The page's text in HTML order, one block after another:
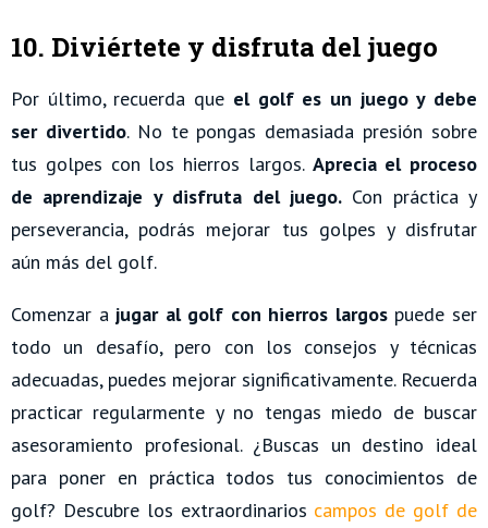
10. Diviértete y disfruta del juego
Por último, recuerda que el golf es un juego y debe
ser divertido. No te pongas demasiada presión sobre
tus golpes con los hierros largos. Aprecia el proceso
de aprendizaje y disfruta del juego.Con práctica y
perseverancia, podrás mejorar tus golpes y disfrutar
aún más del golf.
Comenzar a jugar al golf con hierros largospuede ser
todo un desafío, pero con los consejos y técnicas
adecuadas, puedes mejorar significativamente. Recuerda
practicar regularmente y no tengas miedo de buscar
asesoramiento profesional. ¿Buscas un destino ideal
para poner en práctica todos tus conocimientos de
golf? Descubre los extraordinarios campos de golf de